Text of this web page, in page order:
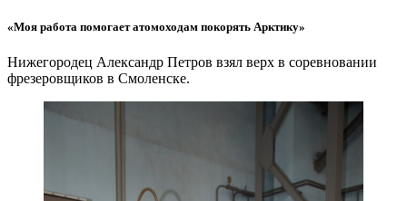
«Моя работа помогает атомоходам покорять Арктику»
Нижегородец Александр Петров взял верх в соревновании
фрезеровщиков в Смоленске.